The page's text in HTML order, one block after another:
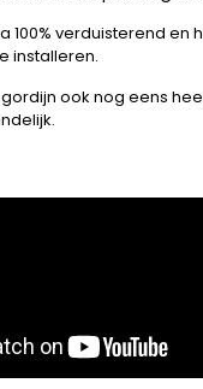
100% verduisterend en
installeren.
ook nog eens